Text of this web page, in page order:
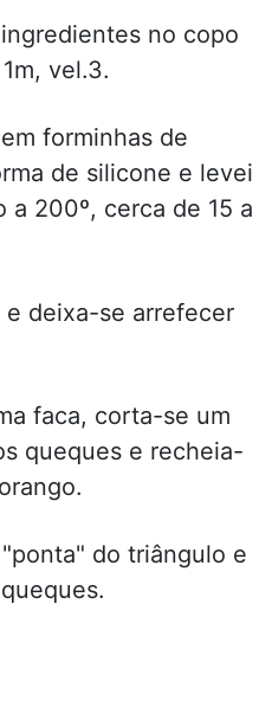
no copo
vel.3.
forminhas de
de silicone e levei
a 200º, cerca de 15 a
deixa-se arrefecer
faca, corta-se um
queques e recheia-
do triângulo e